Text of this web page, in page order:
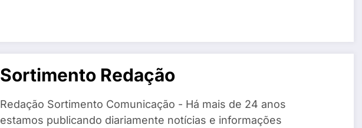
Sortimento Redação
Redação Sortimento Comunicação - Há mais de 24 anos
estamos publicando diariamente notícias e informações